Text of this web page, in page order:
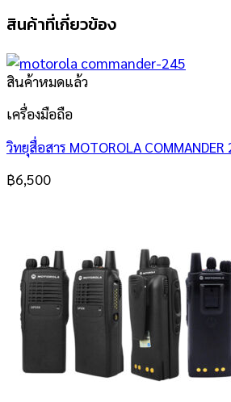
สินค้าที่เกี่ยวข้อง
สินค้าหมดแล้ว
เครื่องมือถือ
วิทยุสื่อสาร MOTOROLA COMMANDER
฿6,500